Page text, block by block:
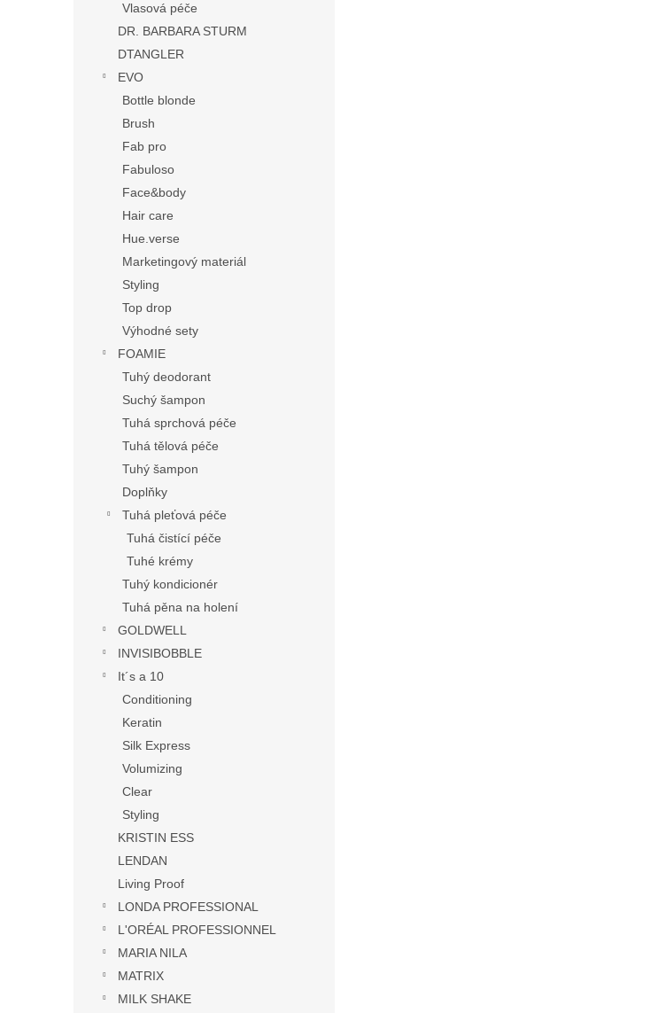
Vlasová péče
DR. BARBARA STURM
DTANGLER
EVO
Bottle blonde
Brush
Fab pro
Fabuloso
Face&body
Hair care
Hue.verse
Marketingový materiál
Styling
Top drop
Výhodné sety
FOAMIE
Tuhý deodorant
Suchý šampon
Tuhá sprchová péče
Tuhá tělová péče
Tuhý šampon
Doplňky
Tuhá pleťová péče
Tuhá čistící péče
Tuhé krémy
Tuhý kondicionér
Tuhá pěna na holení
GOLDWELL
INVISIBOBBLE
It´s a 10
Conditioning
Keratin
Silk Express
Volumizing
Clear
Styling
KRISTIN ESS
LENDAN
Living Proof
LONDA PROFESSIONAL
L'ORÉAL PROFESSIONNEL
MARIA NILA
MATRIX
MILK SHAKE